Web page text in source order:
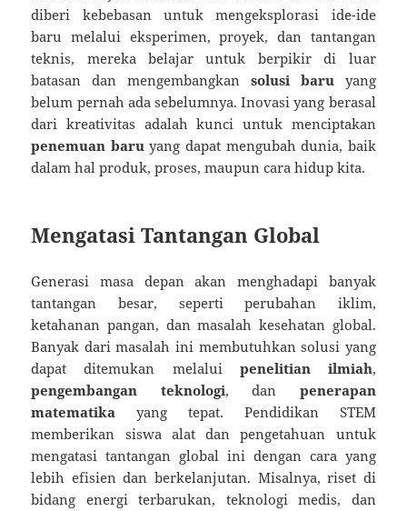
diberi kebebasan untuk mengeksplorasi ide-ide
baru melalui eksperimen, proyek, dan tantangan
teknis, mereka belajar untuk berpikir di luar
batasan dan mengembangkan solusi baruyang
belum pernah ada sebelumnya. Inovasi yang berasal
dari kreativitas adalah kunci untuk menciptakan
penemuan baruyang dapat mengubah dunia, baik
dalam hal produk, proses, maupun cara hidup kita.
Mengatasi Tantangan Global
Generasi masa depan akan menghadapi banyak
tantangan besar, seperti perubahan iklim,
ketahanan pangan, dan masalah kesehatan global.
Banyak dari masalah ini membutuhkan solusi yang
dapat ditemukan melalui penelitian ilmiah,
pengembangan teknologi, dan penerapan
matematika yang tepat. Pendidikan STEM
memberikan siswa alat dan pengetahuan untuk
mengatasi tantangan global ini dengan cara yang
lebih efisien dan berkelanjutan. Misalnya, riset di
bidang energi terbarukan, teknologi medis, dan